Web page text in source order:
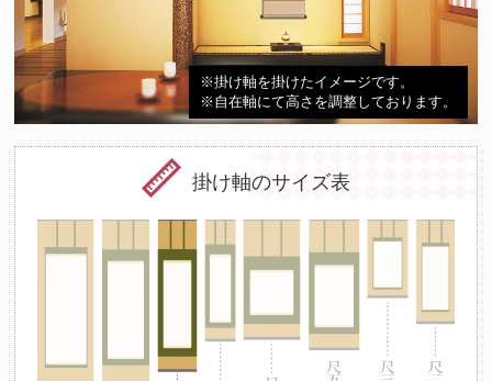
※掛け軸を掛けたイメージです。
※自在軸にて高さを調整しております。
掛け軸のサイズ表